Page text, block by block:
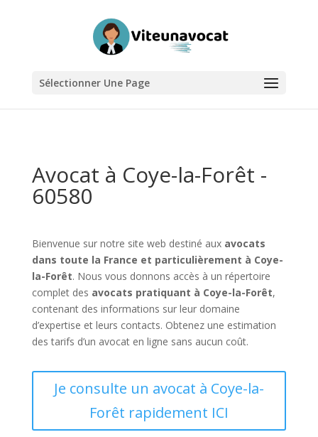
Sélectionner Une Page
Avocat à Coye-la-Forêt -
60580
Bienvenue sur notre site web destiné aux avocats
dans toute la France et particulièrement à Coye-
la-Forêt. Nous vous donnons accès à un répertoire
complet des avocats pratiquant à Coye-la-Forêt,
contenant des informations sur leur domaine
d’expertise et leurs contacts. Obtenez une estimation
des tarifs d’un avocat en ligne sans aucun coût.
Je consulte un avocat à Coye-la-
Forêt rapidement ICI